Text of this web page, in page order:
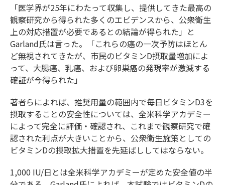
「医学界が25年にわたって収集し、提供してきた最高の
観察研究から得られた多くのエビデンスから、公衆衛生
上の対応措置が必要であるとの結論が得られた」と
Garland氏は言った。「これらの癌の一次予防はほとん
ど無視されてきたが、市民のビタミンD摂取量増加によ
って、大腸癌、乳癌、および卵巣癌の発現率が激減する
確証が今得られた」
著者らによれば、推奨用量の範囲内で毎日ビタミンD3を
摂取することの安全性については、全米科学アカデミー
によって完全に評価・確認され、これまで観察研究で確
認された利点が大きいことから、公衆衛生施策としての
ビタミンDの摂取拡大措置を先延ばししてはならない。
1,000 IU/日とは全米科学アカデミーが定めた安全値の半